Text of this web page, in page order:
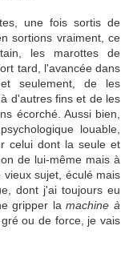
une fois sortis de
sortions vraiment, ce
les marottes de
tard, l'avancée dans
seulement, de les
d'autres fins et de les
écorché. Aussi bien,
louable,
celui dont la seule et
de lui-même mais à
sujet, éculé mais
dont j'ai toujours eu
gripper lamachine à
ou de force, je vais